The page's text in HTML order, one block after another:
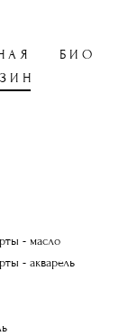
БИО
- масло
- акварель